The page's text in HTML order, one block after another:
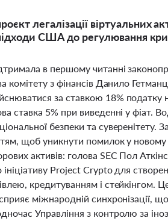
легалізації віртуальних
США до регулювання
в першому читанні
комітету з фінансів Данило
за ставкою 18%
ставка 5% при виведенні у
безпеки та
щоб уникнути помилок у
активів: голова SEC Пол
Project Crypto для
кредитуванням і стейкінгом.
міжнародній
Управління з контролю за